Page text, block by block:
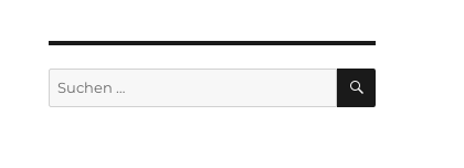
Suchen
nach:
SUCHEN